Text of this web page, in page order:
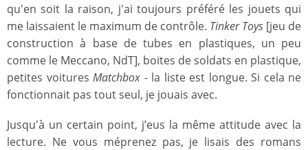
qu'en soit la raison, j'ai toujours préféré les jouets qui
me laissaient le maximum de contrôle. Tinker Toys [jeu de
construction à base de tubes en plastiques, un peu
comme le Meccano, NdT], boites de soldats en plastique,
petites voitures Matchbox - la liste est longue. Si cela ne
fonctionnait pas tout seul, je jouais avec.
Jusqu'à un certain point, j’eus la même attitude avec la
lecture. Ne vous méprenez pas, je lisais des romans